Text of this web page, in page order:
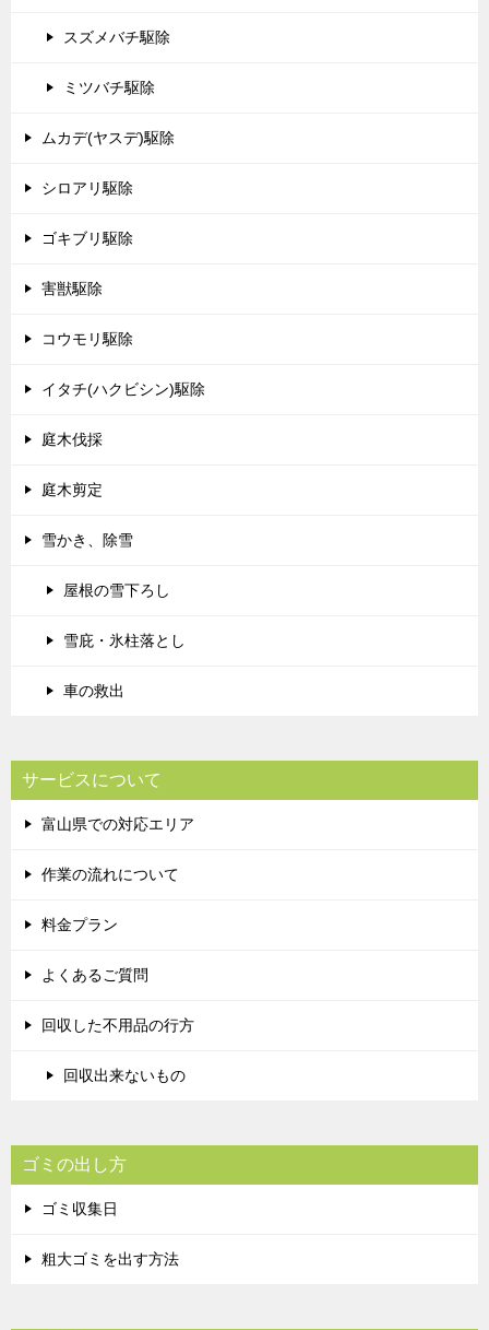
スズメバチ駆除
ミツバチ駆除
ムカデ(ヤスデ)駆除
シロアリ駆除
ゴキブリ駆除
害獣駆除
コウモリ駆除
イタチ(ハクビシン)駆除
庭木伐採
庭木剪定
雪かき、除雪
屋根の雪下ろし
雪庇・氷柱落とし
車の救出
サービスについて
富山県での対応エリア
作業の流れについて
料金プラン
よくあるご質問
回収した不用品の行方
回収出来ないもの
ゴミの出し方
ゴミ収集日
粗大ゴミを出す方法